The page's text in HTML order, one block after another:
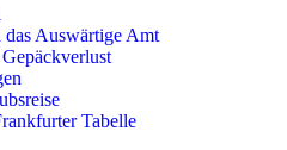
das Auswärtige Amt
Tabelle